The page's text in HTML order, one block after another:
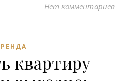
Нет комментариев
квартиру